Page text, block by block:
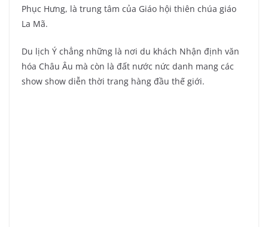
Phục Hưng, là trung tâm của Giáo hội thiên chúa giáo
La Mã.
Du lịch Ý chẳng những là nơi du khách Nhận định văn
hóa Châu Âu mà còn là đất nước nức danh mang các
show show diễn thời trang hàng đầu thế giới.